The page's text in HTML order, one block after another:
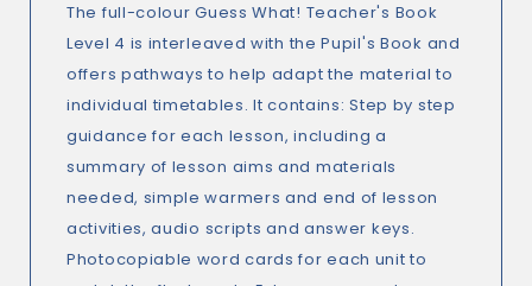
The full-colour Guess What! Teacher's Book
Level 4 is interleaved with the Pupil's Book and
offers pathways to help adapt the material to
individual timetables. It contains: Step by step
guidance for each lesson, including a
summary of lesson aims and materials
needed, simple warmers and end of lesson
activities, audio scripts and answer keys.
Photocopiable word cards for each unit to